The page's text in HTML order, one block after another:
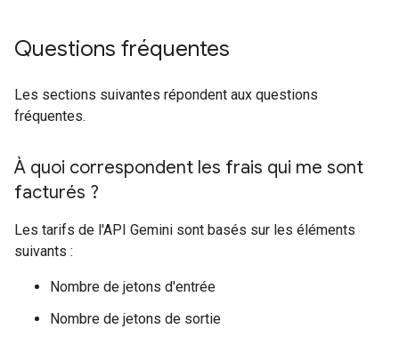
Questions fréquentes
Les sections suivantes répondent aux questions
fréquentes.
À quoi correspondent les frais qui me sont
facturés ?
Les tarifs de l'API Gemini sont basés sur les éléments
suivants :
Nombre de jetons d'entrée
Nombre de jetons de sortie